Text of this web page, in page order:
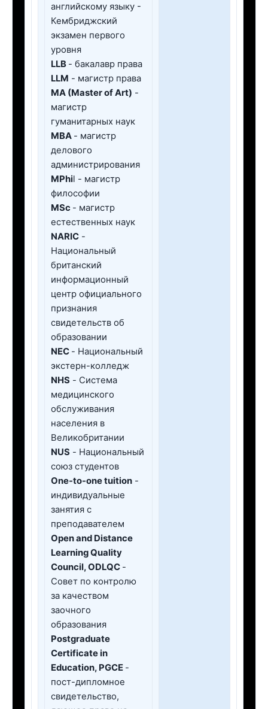
английскому языку -
Кембриджский
экзамен первого
уровня
LLB - бакалавр права
LLM - магистр права
МА (Master of Art) -
магистр
гуманитарных наук
МВА - магистр
делового
администрирования
MPhil - магистр
философии
МSc - магистр
естественных наук
NARIC -
Национальный
британский
информационный
центр официального
признания
свидетельств об
образовании
NEC - Национальный
экстерн-колледж
NHS - Система
медицинского
обслуживания
населения в
Великобритании
NUS - Национальный
союз студентов
Оne-to-one tuition -
индивидуальные
занятия с
преподавателем
Open and Distance
Learning Quality
Council, ODLQC -
Совет по контролю
за качеством
заочного
образования
Postgraduate
Certificate in
Education, PGCE -
пост-дипломное
свидетельство,